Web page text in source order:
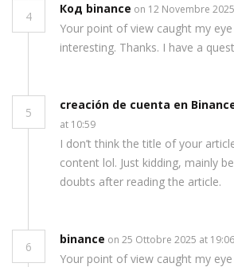
4
Код binance on 12 Novembre
Your point of view caught my
interesting. Thanks. I have a
5
creación de cuenta en
at 10:59
I don’t think the title of your
content lol. Just kidding, mainly
doubts after reading the article.
6
binance on 25 Ottobre 2025 at 19:06
Your point of view caught my